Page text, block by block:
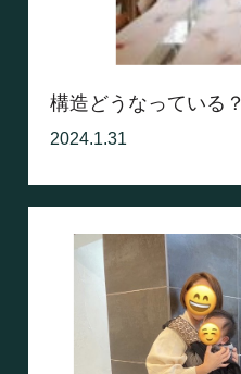
構造どうなっている？
2024.1.31